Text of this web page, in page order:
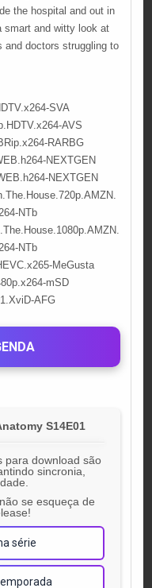
the hospital and out in
smart and witty look at
and doctors struggling to
SVA
AVS
RARBG
NEXTGEN
NEXTGEN
NTb
NTb
MeGusta
mSD
AFG
S14E01
para download são
sincronia,
se esqueça de
série